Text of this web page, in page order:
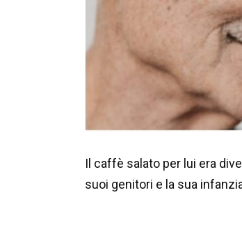
Il caffè salato per lui era
suoi genitori e la sua